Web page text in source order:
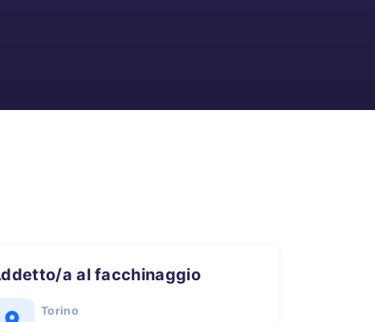
Addetto/a al facchinaggio
Torino